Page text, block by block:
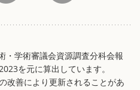
・学術審議会資源調査分科会報
を元に算出しています。
改善により更新されることがあ